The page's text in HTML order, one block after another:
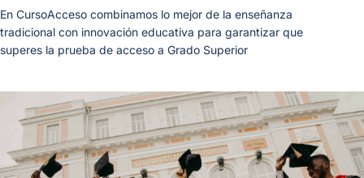
En CursoAcceso combinamos lo mejor de la enseñanza
tradicional con innovación educativa para garantizar que
superes la prueba de acceso a Grado Superior